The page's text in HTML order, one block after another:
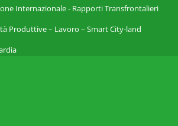
Internazionale - Rapporti Transfrontalieri
Produttive – Lavoro – Smart City-land